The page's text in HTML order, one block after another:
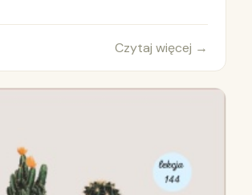
Czytaj więcej →